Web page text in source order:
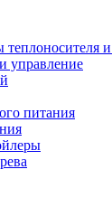
теплоносителя
управление
питания